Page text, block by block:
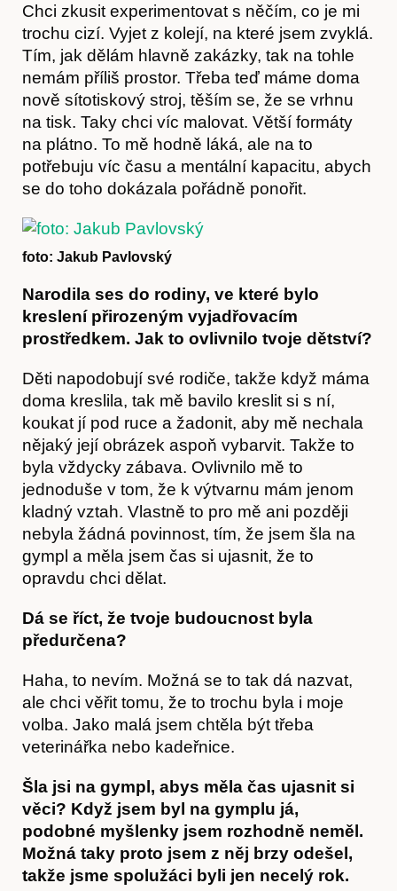
Chci zkusit experimentovat s něčím, co je mi
trochu cizí. Vyjet z kolejí, na které jsem zvyklá.
Tím, jak dělám hlavně zakázky, tak na tohle
nemám příliš prostor. Třeba teď máme doma
nově sítotiskový stroj, těším se, že se vrhnu
na tisk. Taky chci víc malovat. Větší formáty
na plátno. To mě hodně láká, ale na to
potřebuju víc času a mentální kapacitu, abych
se do toho dokázala pořádně ponořit.
foto: Jakub Pavlovský
Narodila ses do rodiny, ve které bylo
kreslení přirozeným vyjadřovacím
prostředkem. Jak to ovlivnilo tvoje dětství?
Děti napodobují své rodiče, takže když máma
doma kreslila, tak mě bavilo kreslit si s ní,
koukat jí pod ruce a žadonit, aby mě nechala
nějaký její obrázek aspoň vybarvit. Takže to
byla vždycky zábava. Ovlivnilo mě to
jednoduše v tom, že k výtvarnu mám jenom
kladný vztah. Vlastně to pro mě ani později
nebyla žádná povinnost, tím, že jsem šla na
gympl a měla jsem čas si ujasnit, že to
opravdu chci dělat.
Dá se říct, že tvoje budoucnost byla
předurčena?
Haha, to nevím. Možná se to tak dá nazvat,
ale chci věřit tomu, že to trochu byla i moje
volba. Jako malá jsem chtěla být třeba
veterinářka nebo kadeřnice.
Šla jsi na gympl, abys měla čas ujasnit si
věci? Když jsem byl na gymplu já,
podobné myšlenky jsem rozhodně neměl.
Možná taky proto jsem z něj brzy odešel,
takže jsme spolužáci byli jen necelý rok.